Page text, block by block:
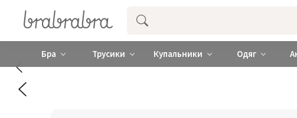
Купити нижню жіночу білизну ❤️ brabrabra
Бра Трусики Купальники Одяг